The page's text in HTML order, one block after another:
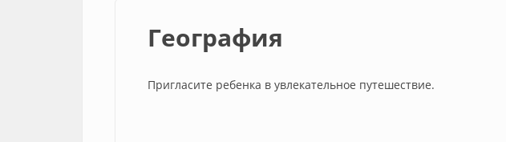
География
Пригласите ребенка в увлекательное путешествие.